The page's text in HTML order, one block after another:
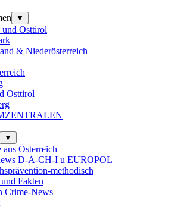
▼
und Osttirol
& Niederösterreich
Osttirol
▼
aus Österreich
D-A-CH-I u EUROPOL
methodisch
Fakten
Crime-News